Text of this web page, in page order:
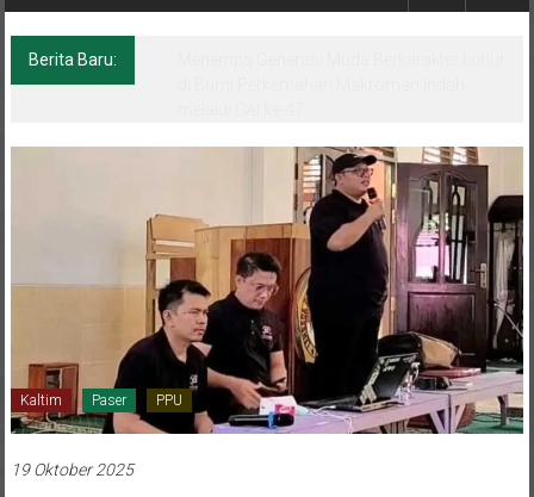
Berita Baru:
Kaltim Paser PPU
19 Oktober 2025